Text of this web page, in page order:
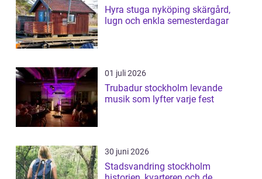
Hyra stuga nyköping skärgård,
lugn och enkla semesterdagar
01 juli 2026
Trubadur stockholm levande
musik som lyfter varje fest
30 juni 2026
Stadsvandring stockholm